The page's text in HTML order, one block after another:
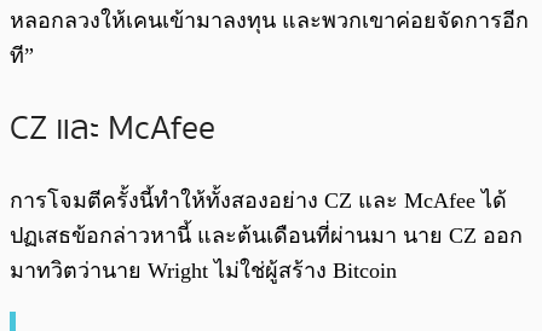
หลอกลวงให้เคนเข้ามาลงทุน และพวกเขาค่อยจัดการอีก
ที”
CZ และ McAfee
การโจมตีครั้งนี้ทำให้ทั้งสองอย่าง CZ และ McAfee ได้
ปฏเสธข้อกล่าวหานี้ และต้นเดือนที่ผ่านมา นาย CZ ออก
มาทวิตว่านาย Wright ไม่ใช่ผู้สร้าง Bitcoin